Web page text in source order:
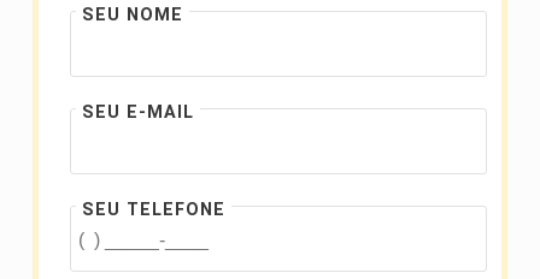
SEU NOME
SEU E-MAIL
SEU TELEFONE